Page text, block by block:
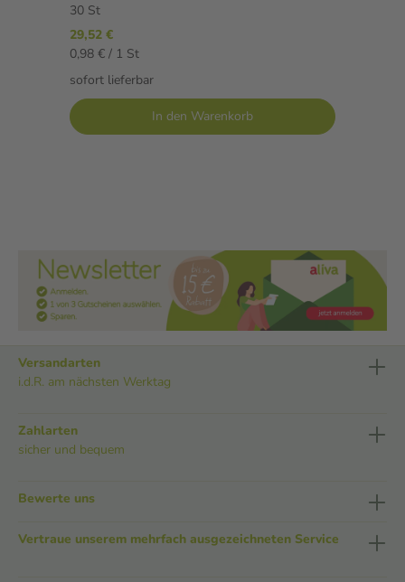
30 St
29,52 €
0,98 € / 1 St
sofort lieferbar
In den Warenkorb
Versandarten
i.d.R. am nächsten Werktag
Zahlarten
sicher und bequem
Bewerte uns
Vertraue unserem mehrfach ausgezeichneten Service